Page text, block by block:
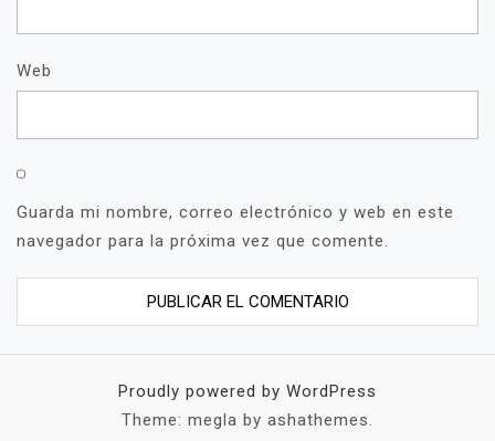
Web
Guarda mi nombre, correo electrónico y web en este
navegador para la próxima vez que comente.
Proudly powered by WordPress
Theme: megla by ashathemes.